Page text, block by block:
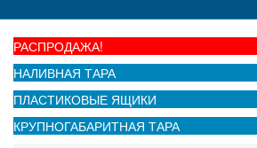
РАСПРОДАЖА!
НАЛИВНАЯ ТАРА
ПЛАСТИКОВЫЕ ЯЩИКИ
КРУПНОГАБАРИТНАЯ ТАРА